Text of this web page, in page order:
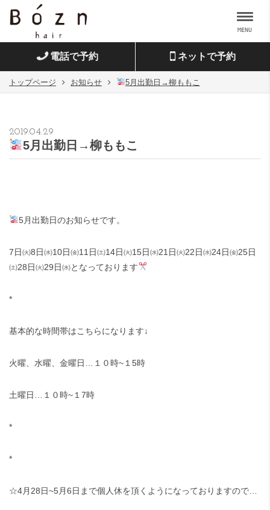
電話で予約 ネットで予約
トップページ お知らせ 5月出勤日→柳ももこ
5月出勤日→柳ももこ
2019.04.29
5月出勤日のお知らせです。
7日㈫8日㈬10日㈮11日㈯14日㈫15日㈬21日㈫22日㈬24日㈮25日
㈯28日㈫29日㈬となっております
*
基本的な時間帯はこちらになります↓
火曜、水曜、金曜日…１０時~１5時
土曜日…１０時~１7時
*
*
☆4月28日~5月6日まで個人休を頂くようになっておりますので…
MENU